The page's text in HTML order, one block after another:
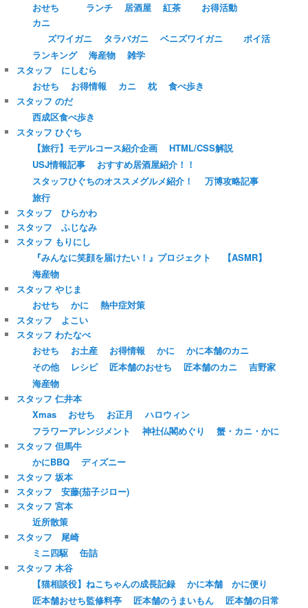
おせち
ランチ
居酒屋 紅茶
お得活動
カニ
ズワイガニ
タラバガニ ベニズワイガニ
ポイ活
ランキング
海産物
雑学
スタッフ にしむら
おせち
お得情報 カニ 枕
食べ歩き
スタッフ のだ
西成区食べ歩き
スタッフ ひぐち
【旅行】モデルコース紹介企画
HTML/CSS解説
USJ情報記事
おすすめ居酒屋紹介！！
スタッフひぐちのオススメグルメ紹介！
万博攻略記事
旅行
スタッフ ひらかわ
スタッフ ふじなみ
スタッフ もりにし
『みんなに笑顔を届けたい！』プロジェクト
【ASMR】
海産物
スタッフ やじま
おせち
かに
熱中症対策
スタッフ よこい
スタッフ わたなべ
おせち
お土産 お得情報 かに
かに本舗のカニ
その他
レシピ 匠本舗のおせち 匠本舗のカニ
吉野家
海産物
スタッフ 仁井本
Xmas
おせち お正月
ハロウィン
フラワーアレンジメント
神社仏閣めぐり
蟹・カニ・かに
スタッフ 但馬牛
かにBBQ
ディズニー
スタッフ 坂本
スタッフ 安藤(茄子ジロー)
スタッフ 宮本
近所散策
スタッフ 尾崎
ミニ四駆
缶詰
スタッフ 木谷
【猫相談役】ねこちゃんの成長記録
かに本舗 かに便り
匠本舗おせち監修料亭
匠本舗のうまいもん
匠本舗の日常